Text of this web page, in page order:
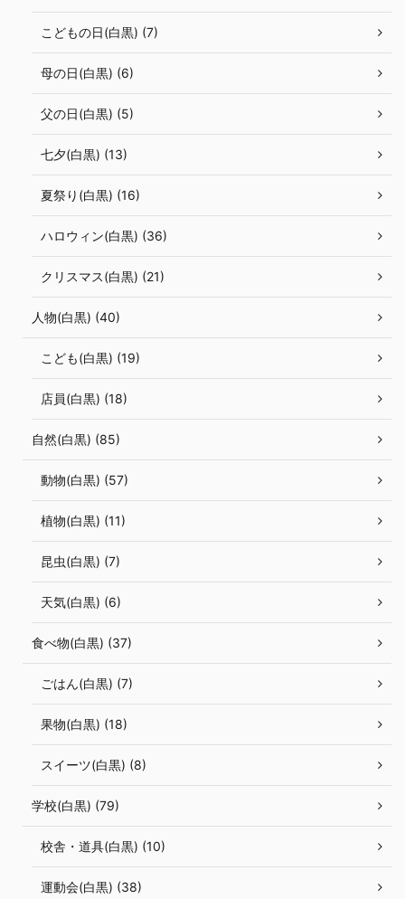
こどもの日(白黒) (7)
母の日(白黒) (6)
父の日(白黒) (5)
七夕(白黒) (13)
夏祭り(白黒) (16)
ハロウィン(白黒) (36)
クリスマス(白黒) (21)
人物(白黒) (40)
こども(白黒) (19)
店員(白黒) (18)
自然(白黒) (85)
動物(白黒) (57)
植物(白黒) (11)
昆虫(白黒) (7)
天気(白黒) (6)
食べ物(白黒) (37)
ごはん(白黒) (7)
果物(白黒) (18)
スイーツ(白黒) (8)
学校(白黒) (79)
校舎・道具(白黒) (10)
運動会(白黒) (38)